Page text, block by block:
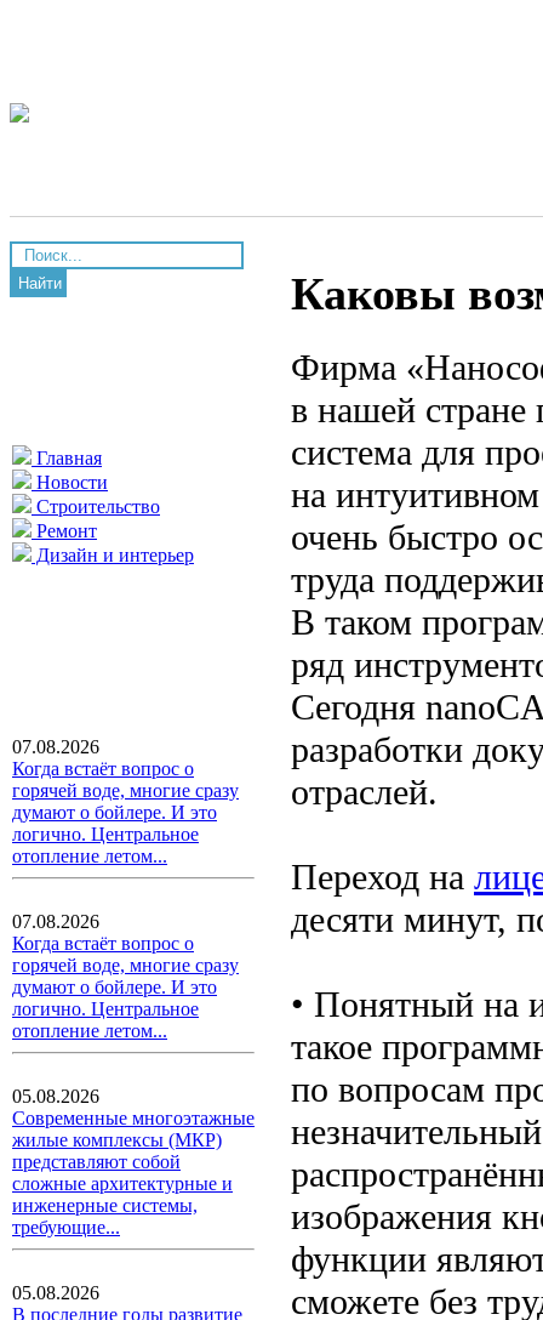
Найти
Главная
Новости
Строительство
Ремонт
Дизайн и интерьер
07.08.2026
Когда встаёт вопрос о
горячей воде, многие сразу
думают о бойлере. И это
логично. Центральное
отопление летом...
07.08.2026
Когда встаёт вопрос о
горячей воде, многие сразу
думают о бойлере. И это
логично. Центральное
отопление летом...
05.08.2026
Современные многоэтажные
жилые комплексы (МКР)
представляют собой
сложные архитектурные и
инженерные системы,
требующие...
05.08.2026
В последние годы развитие
Каковы
Фирма
в нашей
система для
на
очень быстро
труда
В таком
ряд
Сегодня
разработки
отраслей.
Переход на
десяти минут,
• Понятный на
такое
по вопросам
изображения
функции
сможете без